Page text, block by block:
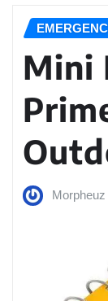
Mini
Morpheuz